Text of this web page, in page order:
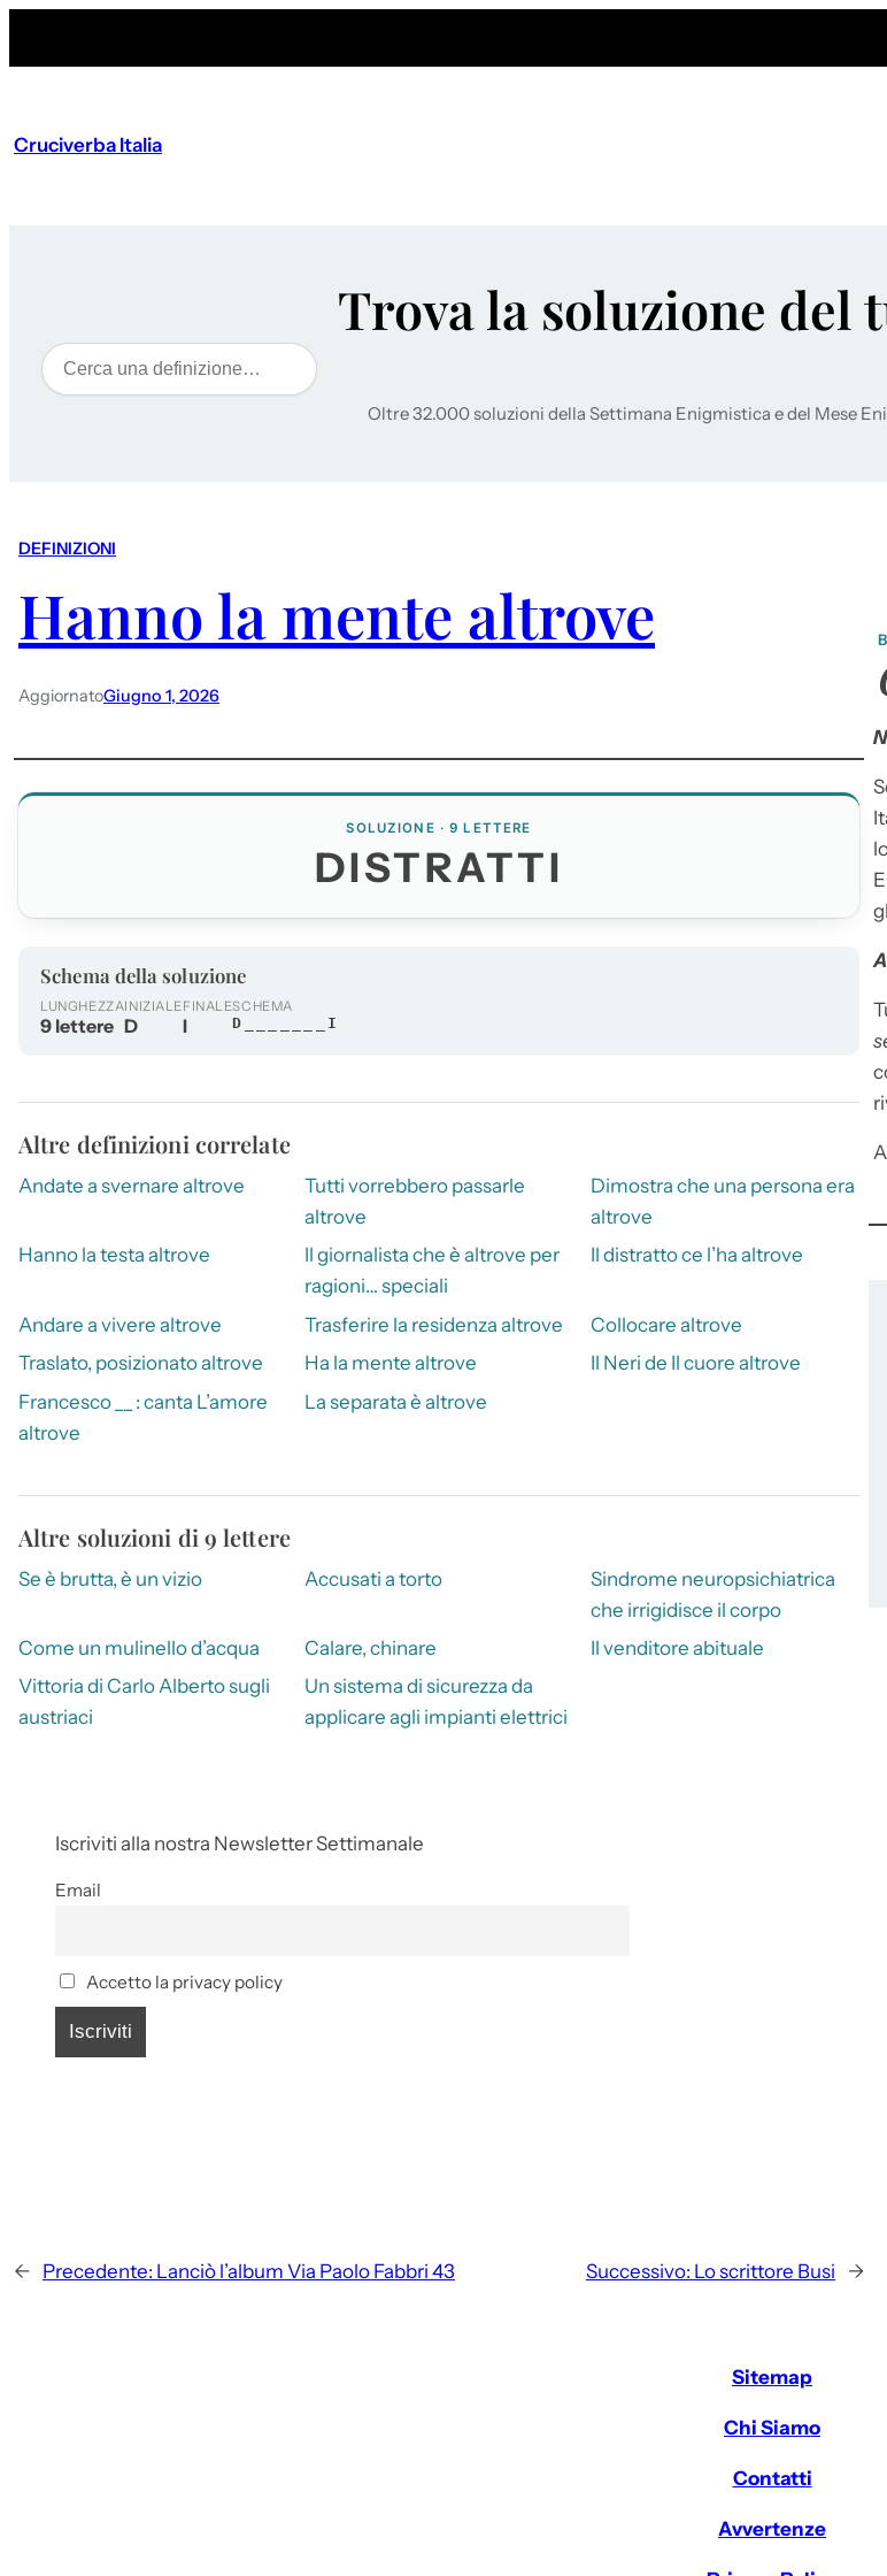
Cruciverba Italia
Trova la soluzione del
Cerca
Oltre 32.000 soluzioni della Settimana Enigmistica e del Mese
DEFINIZIONI
Hanno la mente altrove
AggiornatoGiugno 1, 2026
SOLUZIONE · 9 LETTERE
DISTRATTI
Schema della soluzione
LUNGHEZZA
9 lettere
INIZIALE
D
FINALE
I
SCHEMA
D_______I
Altre definizioni correlate
Andate a svernare altrove
Tutti vorrebbero passarle
altrove
Dimostra che una persona era
altrove
Hanno la testa altrove
Il giornalista che è altrove per
ragioni… speciali
Il distratto ce l’ha altrove
Andare a vivere altrove Trasferire la residenza altrove
Collocare altrove
Traslato, posizionato altrove
Ha la mente altrove
Il Neri de Il cuore altrove
Francesco __ : canta L’amore
altrove
La separata è altrove
Altre soluzioni di 9 lettere
Se è brutta, è un vizio Accusati a torto
Sindrome neuropsichiatrica
che irrigidisce il corpo
Come un mulinello d’acqua
Calare, chinare
Il venditore abituale
Vittoria di Carlo Alberto sugli
austriaci
Un sistema di sicurezza da
applicare agli impianti elettrici
Iscriviti alla nostra Newsletter Settimanale
Email
Accetto la privacy policy
← Precedente: Lanciò l’album Via Paolo Fabbri 43 Successivo: Lo scrittore Busi →
Sitemap
Chi Siamo
Contatti
Avvertenze